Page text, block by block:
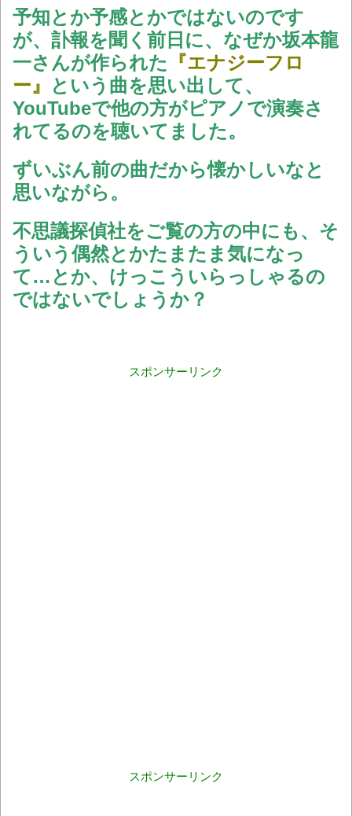
予知とか予感とかではないのです
が、訃報を聞く前日に、なぜか坂本龍
一さんが作られた
『エナジーフロ
ー』
という曲を思い出して、
YouTubeで他の方がピアノで演奏さ
れてるのを聴いてました。
ずいぶん前の曲だから懐かしいなと
思いながら。
不思議探偵社をご覧の方の中にも、そ
ういう偶然とかたまたま気になっ
て…とか、けっこういらっしゃるの
ではないでしょうか？
スポンサーリンク
スポンサーリンク